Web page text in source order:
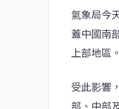
氣象局今
蓋中國南
上部地區。
受此影響
部、中部